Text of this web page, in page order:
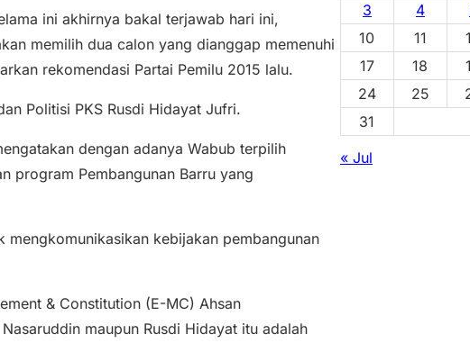
ini akhirnya bakal terjawab hari ini,
memilih dua calon yang dianggap memenuhi
rekomendasi Partai Pemilu 2015 lalu.
Politisi PKS Rusdi Hidayat Jufri.
dengan adanya Wabub terpilih
program Pembangunan Barru yang
mengkomunikasikan kebijakan pembangunan
& Constitution (E-MC) Ahsan
maupun Rusdi Hidayat itu adalah
3
4
10
11
17
18
24
25
31
« Jul